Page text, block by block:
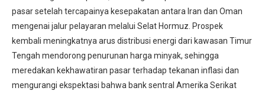
pasar setelah tercapainya kesepakatan antara Iran dan Oman
mengenai jalur pelayaran melalui Selat Hormuz. Prospek
kembali meningkatnya arus distribusi energi dari kawasan Timur
Tengah mendorong penurunan harga minyak, sehingga
meredakan kekhawatiran pasar terhadap tekanan inflasi dan
mengurangi ekspektasi bahwa bank sentral Amerika Serikat